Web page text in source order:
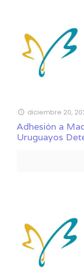
diciembre 20,
Adhesión a
Uruguayos